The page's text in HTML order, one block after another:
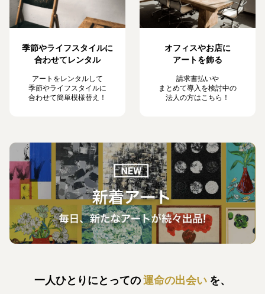
季節やライフスタイルに
合わせてレンタル
アートをレンタルして
季節やライフスタイルに
合わせて簡単模様替え！
オフィスやお店に
アートを飾る
請求書払いや
まとめて導入を検討中の
法人の方はこちら！
一人ひとりにとっての運命の出会い を、